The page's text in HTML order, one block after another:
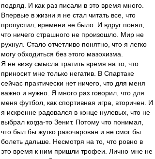
подряд. И как раз писали в это время много.
Впервые в жизни я не стал читать все, что
пропустил, времени не было. И вдруг понял,
что ничего страшного не произошло. Мир не
рухнул. Стало отчетливо понятно, что я легко
могу обходиться без этого мазохизма.
Я не вижу смысла тратить время на то, что
приносит мне только негатив. В Спартаке
сейчас практически нет ничего, что для меня
важно и нужно. Я много раз говорил, что для
меня футбол, как спортивная игра, вторичен. И
я искренне радовался в конце нулевых, что не
выбрал когда-то Зенит. Потому что понимал,
что был бы жутко разочарован и не смог бы
болеть дальше. Несмотря на то, что ровно в
это время к ним пришли трофеи. Лично мне не